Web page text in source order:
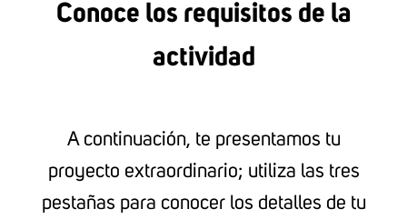
Conoce los requisitos de la
actividad
A continuación, te presentamos tu
proyecto extraordinario; utiliza las tres
pestañas para conocer los detalles de tu